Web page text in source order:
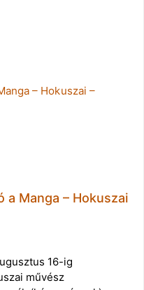
a Manga – Hokuszai
16-ig
művész